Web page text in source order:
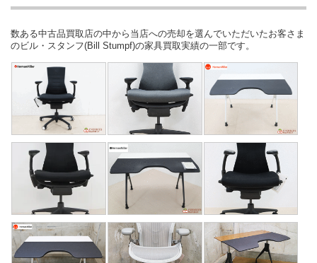
数ある中古品買取店の中から当店への売却を選んでいただいたお客さま
のビル・スタンフ(Bill Stumpf)の家具買取実績の一部です。